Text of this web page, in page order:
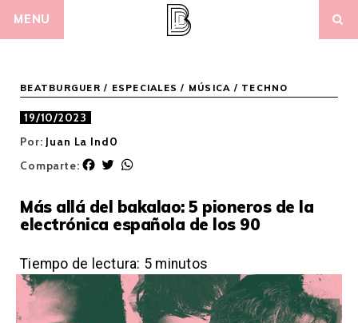
MENU
BEATBURGUER / ESPECIALES / MÚSICA / TECHNO
19/10/2023
Por: Juan La Ind0
Comparte:
F
e
b
o
k
T
t
t
r
t
s
p
p
Más allá del bakalao: 5 pioneros de la
electrónica española de los 90
Tiempo de lectura: 5 minutos